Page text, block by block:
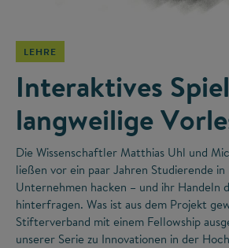
LEHRE
Interaktives
langweilige
Die Wissenschaftler Matthias Uhl und
ließen vor ein paar Jahren Studierende in
Unternehmen hacken – und ihr Handeln
hinterfragen. Was ist aus dem Projekt
Stifterverband mit einem Fellowship
unserer Serie zu Innovationen in der